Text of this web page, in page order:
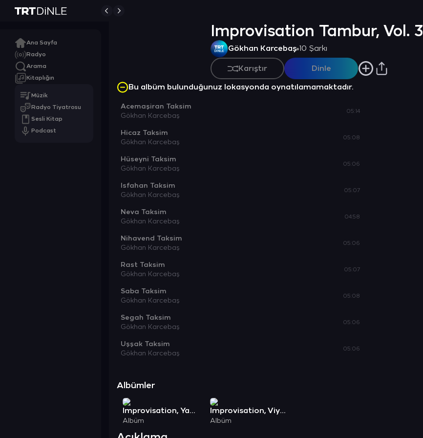
Ana Sayfa
Radyo
Arama
Kitaplığın
Müzik
Radyo Tiyatrosu
Sesli Kitap
Podcast
Improvisation Tambur, Vol. 3
Gökhan Karcebaş 10 Şarkı
Karıştır Dinle
Bu albüm bulunduğunuz lokasyonda oynatılamamaktadır.
Acemaşiran Taksim
Gökhan Karcebaş
05:14
Hicaz Taksim
Gökhan Karcebaş
05:08
Hüseyni Taksim
Gökhan Karcebaş
05:06
Isfahan Taksim
Gökhan Karcebaş
05:07
Neva Taksim
Gökhan Karcebaş
04:58
Nihavend Taksim
Gökhan Karcebaş
05:06
Rast Taksim
Gökhan Karcebaş
05:07
Saba Taksim
Gökhan Karcebaş
05:08
Segah Taksim
Gökhan Karcebaş
05:06
Uşşak Taksim
Gökhan Karcebaş
05:06
Albümler
Improvisation, Yaylı Tambur, Vol. 2
Albüm
Improvisation, Viyolonsel, Vol. 1
Albüm